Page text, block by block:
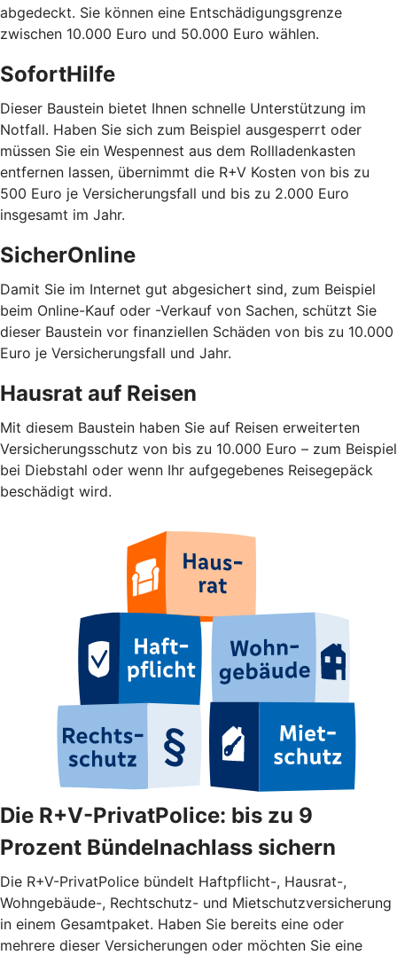
abgedeckt. Sie können eine Entschädigungsgrenze
zwischen 10.000 Euro und 50.000 Euro wählen.
SofortHilfe
Dieser Baustein bietet Ihnen schnelle Unterstützung im
Notfall. Haben Sie sich zum Beispiel ausgesperrt oder
müssen Sie ein Wespennest aus dem Rollladenkasten
entfernen lassen, übernimmt die R+V Kosten von bis zu
500 Euro je Versicherungsfall und bis zu 2.000 Euro
insgesamt im Jahr.
SicherOnline
Damit Sie im Internet gut abgesichert sind, zum Beispiel
beim Online-Kauf oder -Verkauf von Sachen, schützt Sie
dieser Baustein vor finanziellen Schäden von bis zu 10.000
Euro je Versicherungsfall und Jahr.
Hausrat auf Reisen
Mit diesem Baustein haben Sie auf Reisen erweiterten
Versicherungsschutz von bis zu 10.000 Euro – zum Beispiel
bei Diebstahl oder wenn Ihr aufgegebenes Reisegepäck
beschädigt wird.
Die R+V-PrivatPolice: bis zu 9
Prozent Bündelnachlass sichern
Die R+V-PrivatPolice bündelt Haftpflicht-, Hausrat-,
Wohngebäude-, Rechtschutz- und Mietschutzversicherung
in einem Gesamtpaket. Haben Sie bereits eine oder
mehrere dieser Versicherungen oder möchten Sie eine